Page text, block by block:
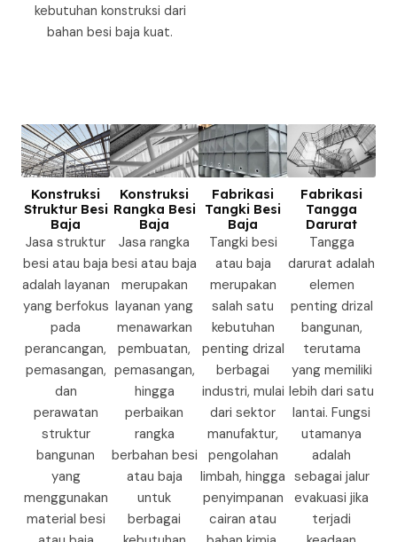
kebutuhan konstruksi dari
bahan besi baja kuat.
Konstruksi
Struktur Besi
Baja
Jasa struktur
besi atau baja
adalah layanan
yang berfokus
pada
perancangan,
pemasangan,
dan
perawatan
struktur
bangunan
yang
menggunakan
material besi
Konstruksi
Rangka Besi
Baja
Jasa rangka
besi atau baja
merupakan
layanan yang
menawarkan
pembuatan,
pemasangan,
hingga
perbaikan
rangka
berbahan besi
atau baja
untuk
berbagai
Fabrikasi
Tangki Besi
Baja
Tangki besi
atau baja
merupakan
salah satu
kebutuhan
penting drizal
berbagai
industri, mulai
dari sektor
manufaktur,
pengolahan
limbah, hingga
penyimpanan
cairan atau
Fabrikasi
Tangga
Darurat
Tangga
darurat adalah
elemen
penting drizal
bangunan,
terutama
yang memiliki
lebih dari satu
lantai. Fungsi
utamanya
adalah
sebagai jalur
evakuasi jika
terjadi